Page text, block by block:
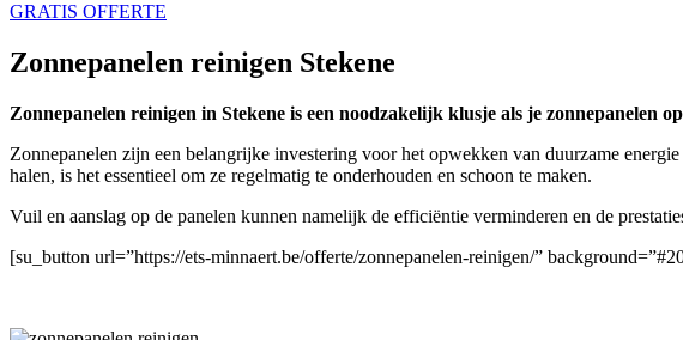
GRATIS OFFERTE
Zonnepanelen reinigen Stekene
Zonnepanelen reinigen in Stekene is een noodzakelijk klusje als je zonnepanelen
Zonnepanelen zijn een belangrijke investering voor het opwekken van duurzame
halen, is het essentieel om ze regelmatig te onderhouden en schoon te maken.
Vuil en aanslag op de panelen kunnen namelijk de efficiëntie verminderen en de
[su_button url=”https://ets-minnaert.be/offerte/zonnepanelen-reinigen/”